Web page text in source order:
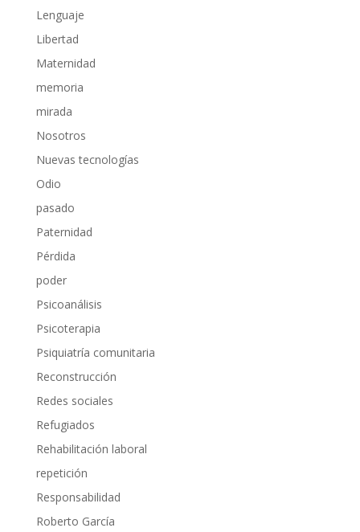
Lenguaje
Libertad
Maternidad
memoria
mirada
Nosotros
Nuevas tecnologías
Odio
pasado
Paternidad
Pérdida
poder
Psicoanálisis
Psicoterapia
Psiquiatría comunitaria
Reconstrucción
Redes sociales
Refugiados
Rehabilitación laboral
repetición
Responsabilidad
Roberto García